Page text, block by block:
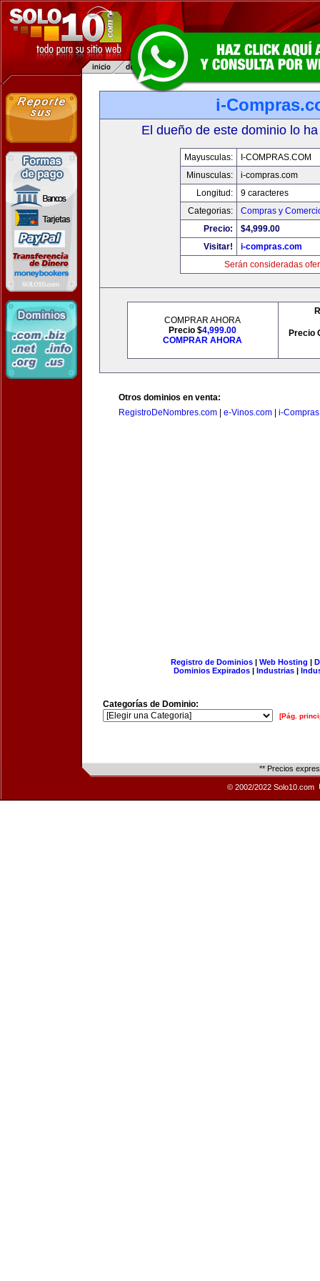
i-
El dueño de este dominio lo
Mayusculas:
I-COMPRAS.COM
Minusculas:
i-compras.com
Longitud:
9 caracteres
Categorias:
Compras y
Precio:
$4,999.00
Visitar!
i-compras.com
Serán consideradas
COMPRAR AHORA
Precio $4,999.00
COMPRAR AHORA
Precio
Otros dominios en venta:
RegistroDeNombres.com
e-Vinos.com i-
Registro de Dominios| Web Hosting |
Dominios Expirados | Industrias |
Categorías de Dominio:
[Pág.
** Precios
© 2002/2022 Solo10.com